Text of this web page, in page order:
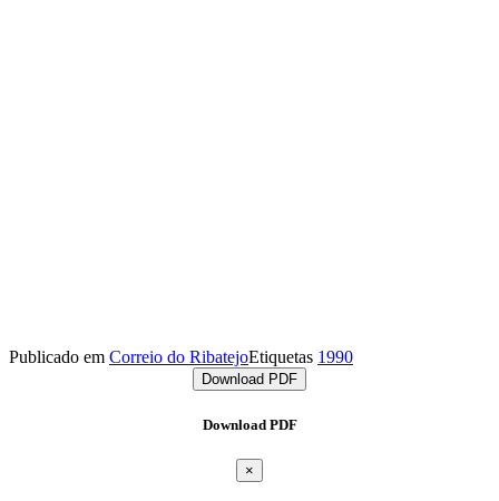
Publicado em Correio do RibatejoEtiquetas 1990
Download PDF
Download PDF
×